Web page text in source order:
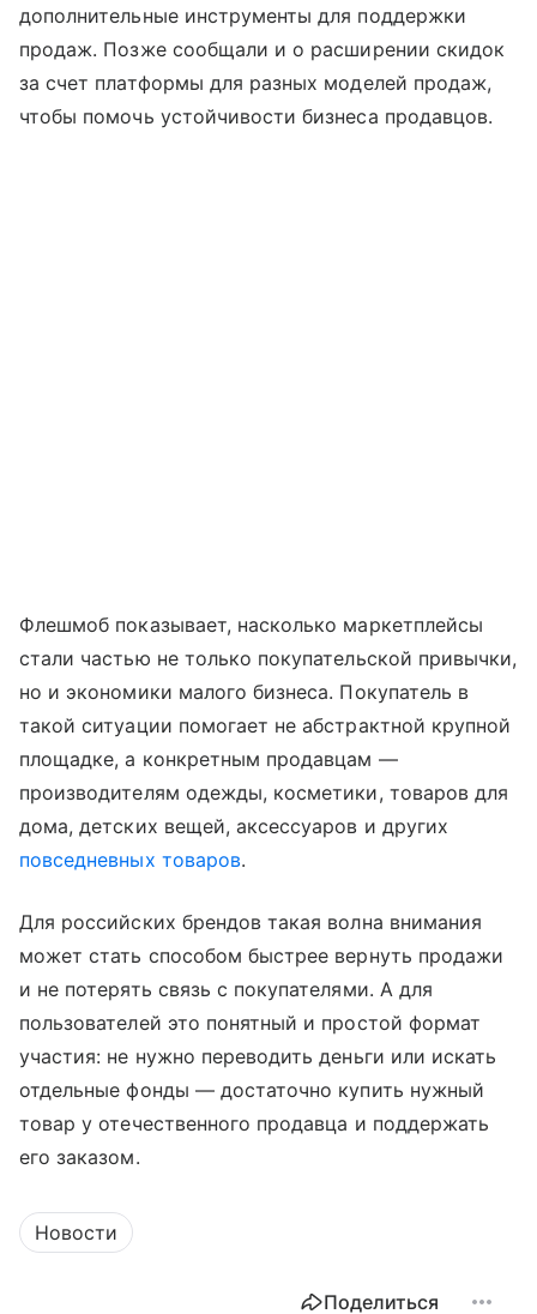
дополнительные инструменты для поддержки
продаж. Позже сообщали и о расширении скидок
за счет платформы для разных моделей продаж,
чтобы помочь устойчивости бизнеса продавцов.
Флешмоб показывает, насколько маркетплейсы
стали частью не только покупательской привычки,
но и экономики малого бизнеса. Покупатель в
такой ситуации помогает не абстрактной крупной
площадке, а конкретным продавцам —
производителям одежды, косметики, товаров для
дома, детских вещей, аксессуаров и других
повседневных товаров.
Для российских брендов такая волна внимания
может стать способом быстрее вернуть продажи
и не потерять связь с покупателями. А для
пользователей это понятный и простой формат
участия: не нужно переводить деньги или искать
отдельные фонды — достаточно купить нужный
товар у отечественного продавца и поддержать
его заказом.
Новости
Поделиться